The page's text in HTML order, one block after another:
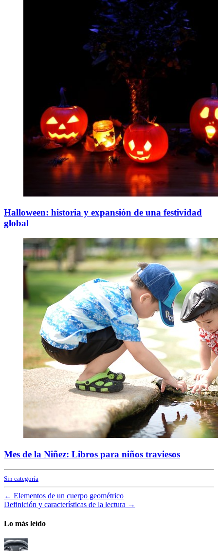
Halloween: historia y expansión de una festividad
global
Mes de la Niñez: Libros para niños traviesos
Sin categoría
← Elementos de un cuerpo geométrico
Definición y características de la lectura →
Lo más leído